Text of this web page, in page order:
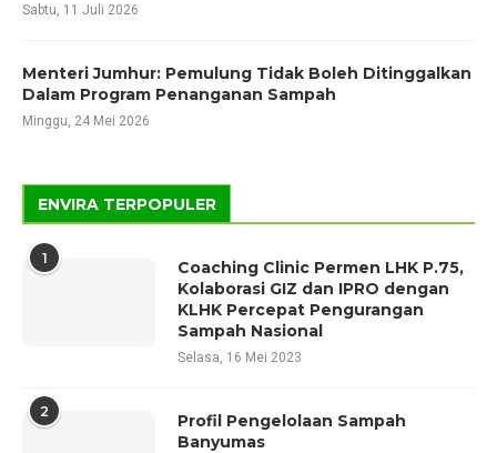
Sabtu, 11 Juli 2026
Menteri Jumhur: Pemulung Tidak Boleh Ditinggalkan
Dalam Program Penanganan Sampah
Minggu, 24 Mei 2026
ENVIRA TERPOPULER
1
Coaching Clinic Permen LHK P.75,
Kolaborasi GIZ dan IPRO dengan
KLHK Percepat Pengurangan
Sampah Nasional
Selasa, 16 Mei 2023
2
Profil Pengelolaan Sampah
Banyumas